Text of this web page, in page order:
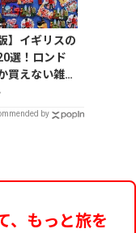
】イギリスの
選！ロンド
買えない雑
/紅茶まで徹
by
、もっと旅を